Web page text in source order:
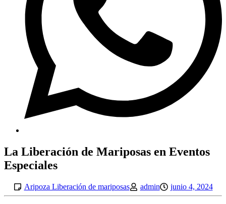
La Liberación de Mariposas en Eventos
Especiales
Aripoza Liberación de mariposas admin junio 4, 2024